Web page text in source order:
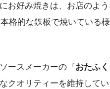
お好み焼きは、お店のよ
格的な鉄板で焼いている
ースメーカーの『おたふ
クオリティーを維持してい